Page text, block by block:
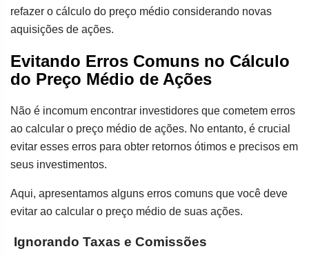
refazer o cálculo do preço médio considerando novas
aquisições de ações.
Evitando Erros Comuns no Cálculo
do Preço Médio de Ações
Não é incomum encontrar investidores que cometem erros
ao calcular o preço médio de ações. No entanto, é crucial
evitar esses erros para obter retornos ótimos e precisos em
seus investimentos.
Aqui, apresentamos alguns erros comuns que você deve
evitar ao calcular o preço médio de suas ações.
Ignorando Taxas e Comissões